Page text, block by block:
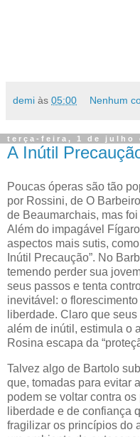
demi às 05:00 Nenhum
terça-feira, 1 de julho
A Inútil
Poucas óperas são tão
por Rossini, de O
de Beaumarchais, mas
Além do impagável
aspectos mais sutis,
Inútil Precaução”. No
temendo perder sua
seus passos e tenta
inevitável: o
liberdade. Claro que
além de inútil, estimula o
Rosina escapa da
Talvez algo de Bartolo
que, tomadas para evitar
podem se voltar contra
liberdade e de confiança
fragilizar os princípios do